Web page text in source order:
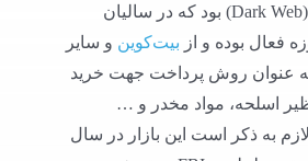
محیط دارک وب (Dark Web) بود که در سالیان
فعال بوده و از بیت‌کوین و سایر
عنوان روش پرداخت جهت خرید
اسلحه، مواد مخدر و …
لازم به ذکر است این بازار در سال